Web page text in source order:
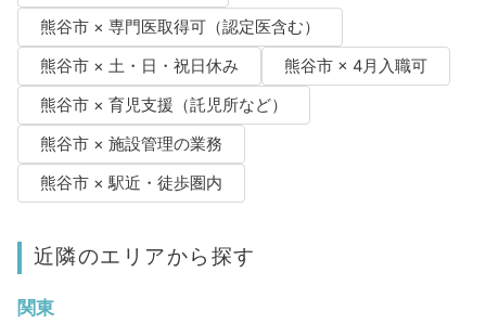
熊谷市 × 専門医取得可（認定医含む）
熊谷市 × 土・日・祝日休み
熊谷市 × 4月入職可
熊谷市 × 育児支援（託児所など）
熊谷市 × 施設管理の業務
熊谷市 × 駅近・徒歩圏内
近隣のエリアから探す
関東